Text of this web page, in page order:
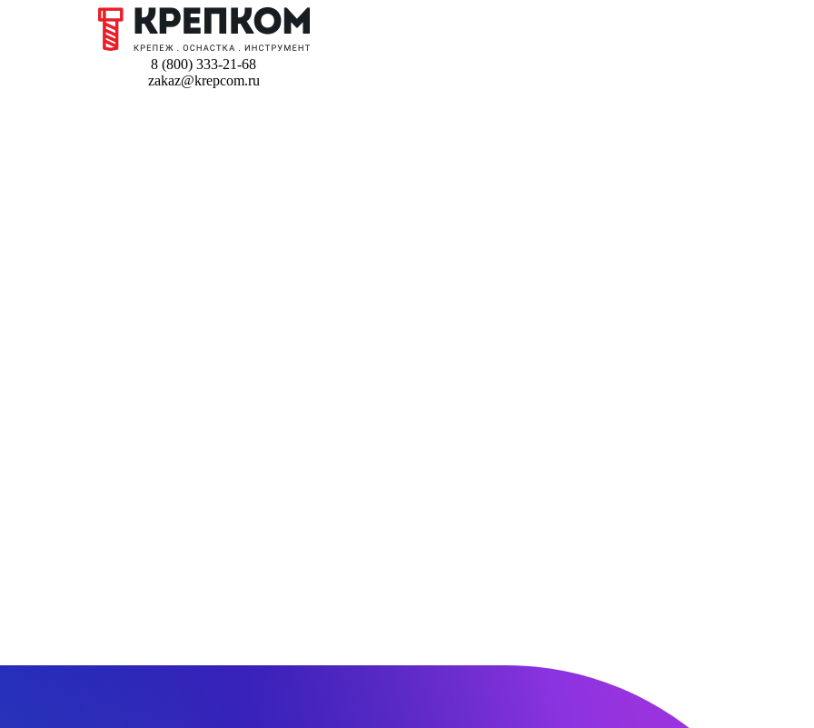
8 (800) 333-21-68
zakaz@krepcom.ru